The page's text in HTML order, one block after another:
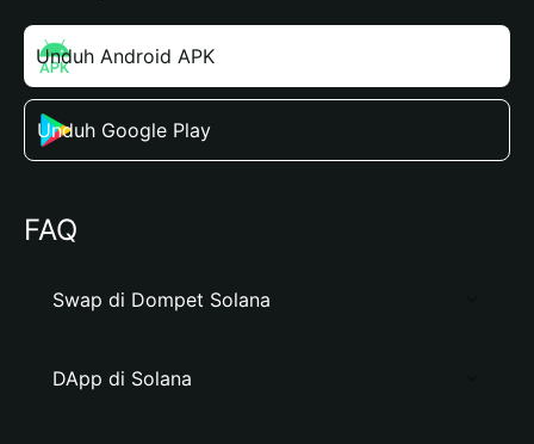
Unduh Android APK
Unduh Google Play
FAQ
Swap di Dompet Solana
DApp di Solana